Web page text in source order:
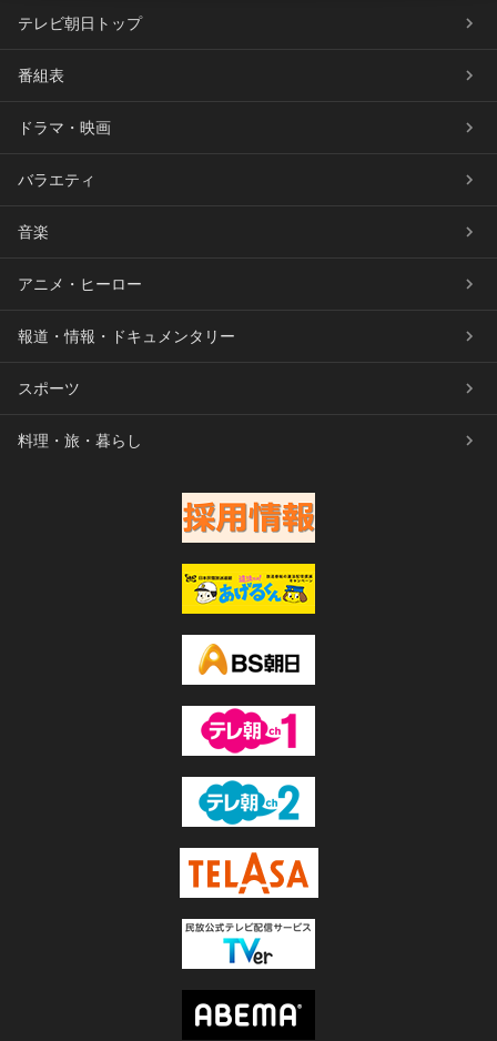
テレビ朝日トップ
番組表
ドラマ・映画
バラエティ
音楽
アニメ・ヒーロー
報道・情報・ドキュメンタリー
スポーツ
料理・旅・暮らし